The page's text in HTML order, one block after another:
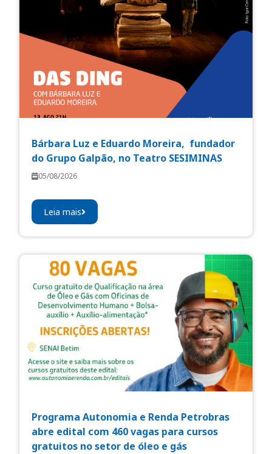
Bárbara Luz e Eduardo Moreira, fundador
do Grupo Galpão, no Teatro SESIMINAS
05/08/2026
Leia mais
Programa Autonomia e Renda Petrobras
abre edital com 460 vagas para cursos
gratuitos no setor de óleo e gás